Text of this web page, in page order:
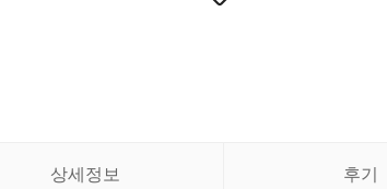
상세정보 후기